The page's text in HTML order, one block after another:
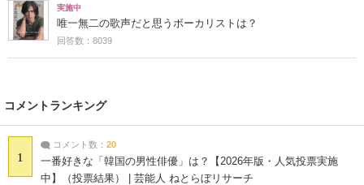
実施中
唯一無二の歌声だと思うボーカリストは？
回答数：8039
コメントランキング
1
コメント数： 20
一番好きな「韓国の男性俳優」は？【2026年版・人気投票実施
中】（投票結果） | 芸能人 ねとらぼリサーチ